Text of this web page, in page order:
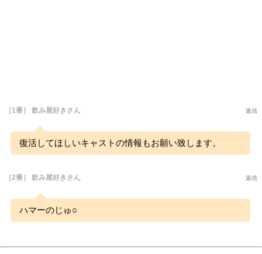
［1番］ 飲み屋好きさん 返信
復活してほしいキャストの情報もお願い致します。
［2番］ 飲み屋好きさん 返信
ハマーのじゅ○